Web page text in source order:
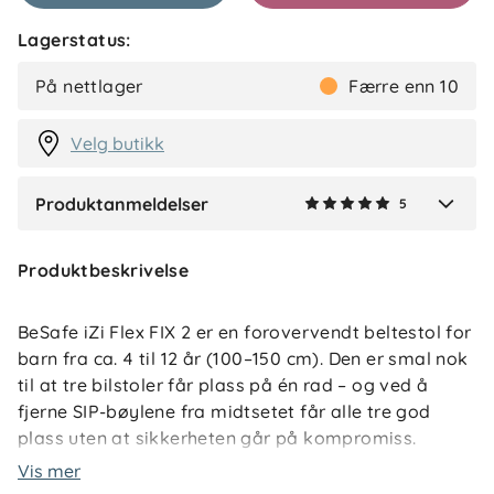
Lagerstatus:
På nettlager Færre enn 10
Velg butikk
Produktanmeldelser 5
K
Produktbeskrivelse
BeSafe iZi Flex FIX 2 er en forovervendt beltestol for
barn fra ca. 4 til 12 år (100–150 cm). Den er smal nok
til at tre bilstoler får plass på én rad – og ved å
fjerne SIP-bøylene fra midtsetet får alle tre god
plass uten at sikkerheten går på kompromiss.
Vis mer